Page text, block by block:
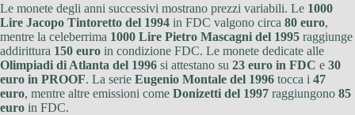
Le monete degli anni successivi mostrano prezzi variabili. Le 1000
Lire Jacopo Tintoretto del 1994 in FDC valgono circa 80 euro,
mentre la celeberrima 1000 Lire Pietro Mascagni del 1995 raggiunge
addirittura 150 euro in condizione FDC. Le monete dedicate alle
Olimpiadi di Atlanta del 1996 si attestano su 23 euro in FDC e 30
euro in PROOF. La serie Eugenio Montale del 1996 tocca i 47
euro, mentre altre emissioni come Donizetti del 1997 raggiungono 85
euro in FDC.